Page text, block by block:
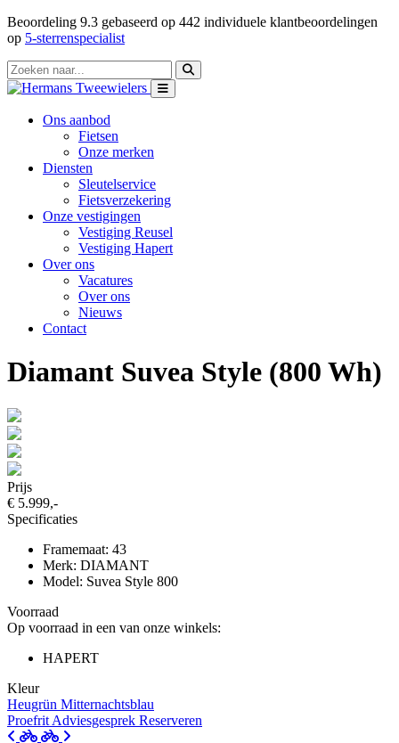
Beoordeling 9.3 gebaseerd op 442 individuele klantbeoordelingen
op 5-sterrenspecialist
Ons aanbod
Fietsen
Onze merken
Diensten
Sleutelservice
Fietsverzekering
Onze vestigingen
Vestiging Reusel
Vestiging Hapert
Over ons
Vacatures
Over ons
Nieuws
Contact
Diamant Suvea Style (800 Wh)
Prijs
€ 5.999,-
Specificaties
Framemaat: 43
Merk: DIAMANT
Model: Suvea Style 800
Voorraad
Op voorraad in een van onze winkels:
HAPERT
Kleur
Heugrün Mitternachtsblau
Proefrit Adviesgesprek Reserveren